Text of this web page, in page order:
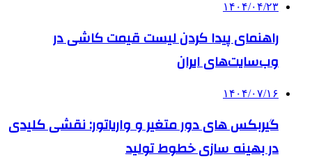
۱۴۰۴/۰۴/۲۳
راهنمای پیدا کردن لیست قیمت کاشی در
وب‌سایت‌های ایران
۱۴۰۴/۰۷/۱۶
گیربکس های دور متغیر و واریاتور: نقشی کلیدی
در بهینه سازی خطوط تولید